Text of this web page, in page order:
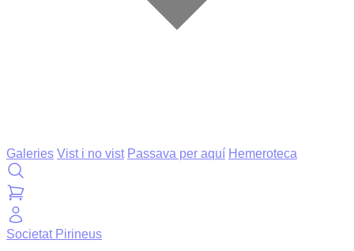
Galeries Vist i no vist Passava per aquí Hemeroteca
Societat Pirineus